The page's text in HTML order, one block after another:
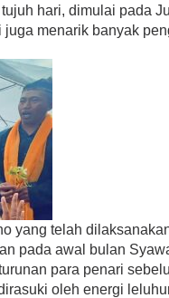
hari, dimulai pada
menarik banyak
yang telah
pada awal bulan
para penari
oleh energi